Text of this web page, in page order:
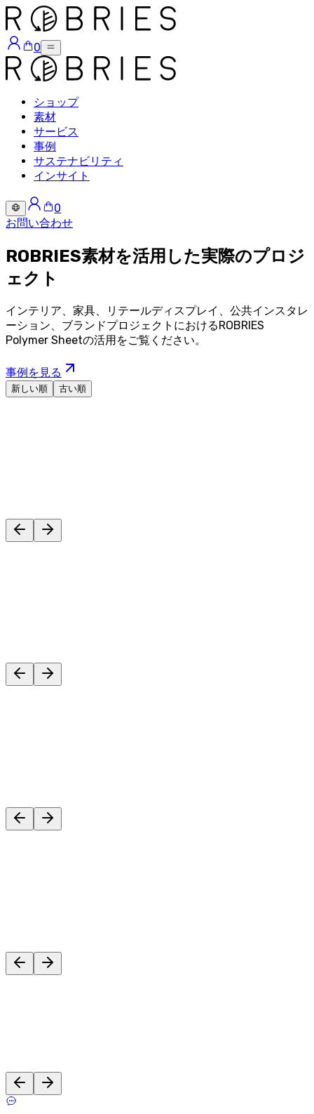
0
ショップ
素材
サービス
事例
サステナビリティ
インサイト
0
お問い合わせ
ROBRIES素材を活用した実際のプロジ
ェクト
インテリア、家具、リテールディスプレイ、公共インスタレ
ーション、ブランドプロジェクトにおけるROBRIES
Polymer Sheetの活用をご覧ください。
事例を見る
新しい順 古い順